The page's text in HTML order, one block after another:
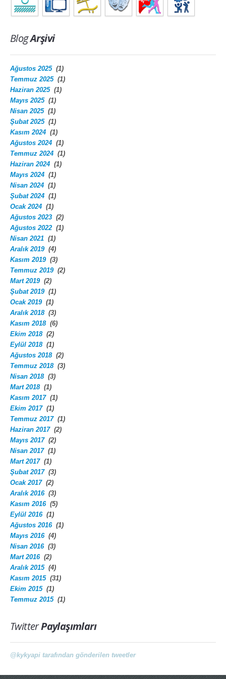
BlogArşivi
Ağustos 2025 (1)
Temmuz 2025 (1)
Haziran 2025 (1)
Mayıs 2025 (1)
Nisan 2025 (1)
Şubat 2025 (1)
Kasım 2024 (1)
Ağustos 2024 (1)
Temmuz 2024 (1)
Haziran 2024 (1)
Mayıs 2024 (1)
Nisan 2024 (1)
Şubat 2024 (1)
Ocak 2024 (1)
Ağustos 2023 (2)
Ağustos 2022 (1)
Nisan 2021 (1)
Aralık 2019 (4)
Kasım 2019 (3)
Temmuz 2019 (2)
Mart 2019 (2)
Şubat 2019 (1)
Ocak 2019 (1)
Aralık 2018 (3)
Kasım 2018 (6)
Ekim 2018 (2)
Eylül 2018 (1)
Ağustos 2018 (2)
Temmuz 2018 (3)
Nisan 2018 (3)
Mart 2018 (1)
Kasım 2017 (1)
Ekim 2017 (1)
Temmuz 2017 (1)
Haziran 2017 (2)
Mayıs 2017 (2)
Nisan 2017 (1)
Mart 2017 (1)
Şubat 2017 (3)
Ocak 2017 (2)
Aralık 2016 (3)
Kasım 2016 (5)
Eylül 2016 (1)
Ağustos 2016 (1)
Mayıs 2016 (4)
Nisan 2016 (3)
Mart 2016 (2)
Aralık 2015 (4)
Kasım 2015 (31)
Ekim 2015 (1)
Temmuz 2015 (1)
TwitterPaylaşımları
@kykyapi tarafından gönderilen tweetler